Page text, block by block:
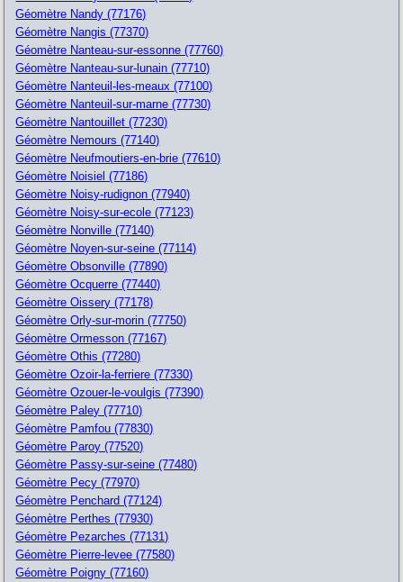
Géomètre Nandy (77176)
Géomètre Nangis (77370)
Géomètre Nanteau-sur-essonne (77760)
Géomètre Nanteau-sur-lunain (77710)
Géomètre Nanteuil-les-meaux (77100)
Géomètre Nanteuil-sur-marne (77730)
Géomètre Nantouillet (77230)
Géomètre Nemours (77140)
Géomètre Neufmoutiers-en-brie (77610)
Géomètre Noisiel (77186)
Géomètre Noisy-rudignon (77940)
Géomètre Noisy-sur-ecole (77123)
Géomètre Nonville (77140)
Géomètre Noyen-sur-seine (77114)
Géomètre Obsonville (77890)
Géomètre Ocquerre (77440)
Géomètre Oissery (77178)
Géomètre Orly-sur-morin (77750)
Géomètre Ormesson (77167)
Géomètre Othis (77280)
Géomètre Ozoir-la-ferriere (77330)
Géomètre Ozouer-le-voulgis (77390)
Géomètre Paley (77710)
Géomètre Pamfou (77830)
Géomètre Paroy (77520)
Géomètre Passy-sur-seine (77480)
Géomètre Pecy (77970)
Géomètre Penchard (77124)
Géomètre Perthes (77930)
Géomètre Pezarches (77131)
Géomètre Pierre-levee (77580)
Géomètre Poigny (77160)